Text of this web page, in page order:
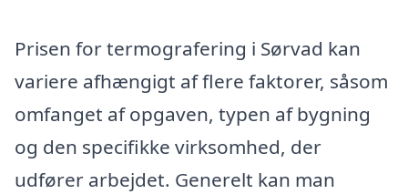
Prisen for termografering i Sørvad kan
variere afhængigt af flere faktorer, såsom
omfanget af opgaven, typen af bygning
og den specifikke virksomhed, der
udfører arbejdet. Generelt kan man